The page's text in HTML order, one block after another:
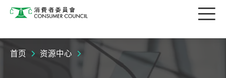
消费者委员会 目
首页 资源中心